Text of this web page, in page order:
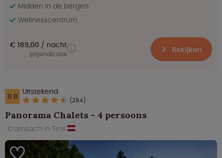
Midden in de bergen
Wellnesscentrum
€ 189,00 nacht
prijsindicatie Bekijken
8.8 Uitstekend
(284)
Panorama Chalets - 4 persoons
Kramsach in Tirol